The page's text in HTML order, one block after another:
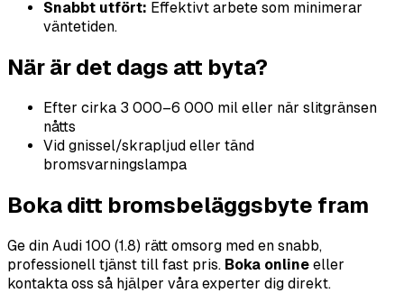
Snabbt utfört: Effektivt arbete som minimerar
väntetiden.
När är det dags att byta?
Efter cirka 3 000–6 000 mil eller när slitgränsen
nåtts
Vid gnissel/skrapljud eller tänd
bromsvarningslampa
Boka ditt bromsbeläggsbyte fram
Ge din Audi 100 (1.8) rätt omsorg med en snabb,
professionell tjänst till fast pris. Boka online eller
kontakta oss så hjälper våra experter dig direkt.